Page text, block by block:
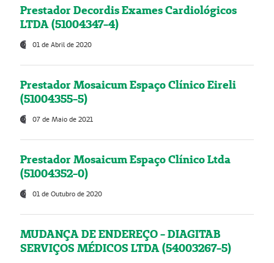
Prestador Decordis Exames Cardiológicos
LTDA (51004347-4)
01 de Abril de 2020
Prestador Mosaicum Espaço Clínico Eireli
(51004355-5)
07 de Maio de 2021
Prestador Mosaicum Espaço Clínico Ltda
(51004352-0)
01 de Outubro de 2020
MUDANÇA DE ENDEREÇO - DIAGITAB
SERVIÇOS MÉDICOS LTDA (54003267-5)